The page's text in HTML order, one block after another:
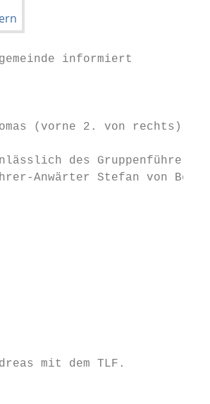
informiert
(vorne 2. von rechts)
des
Anwärter Stefan von
mit dem TLF.